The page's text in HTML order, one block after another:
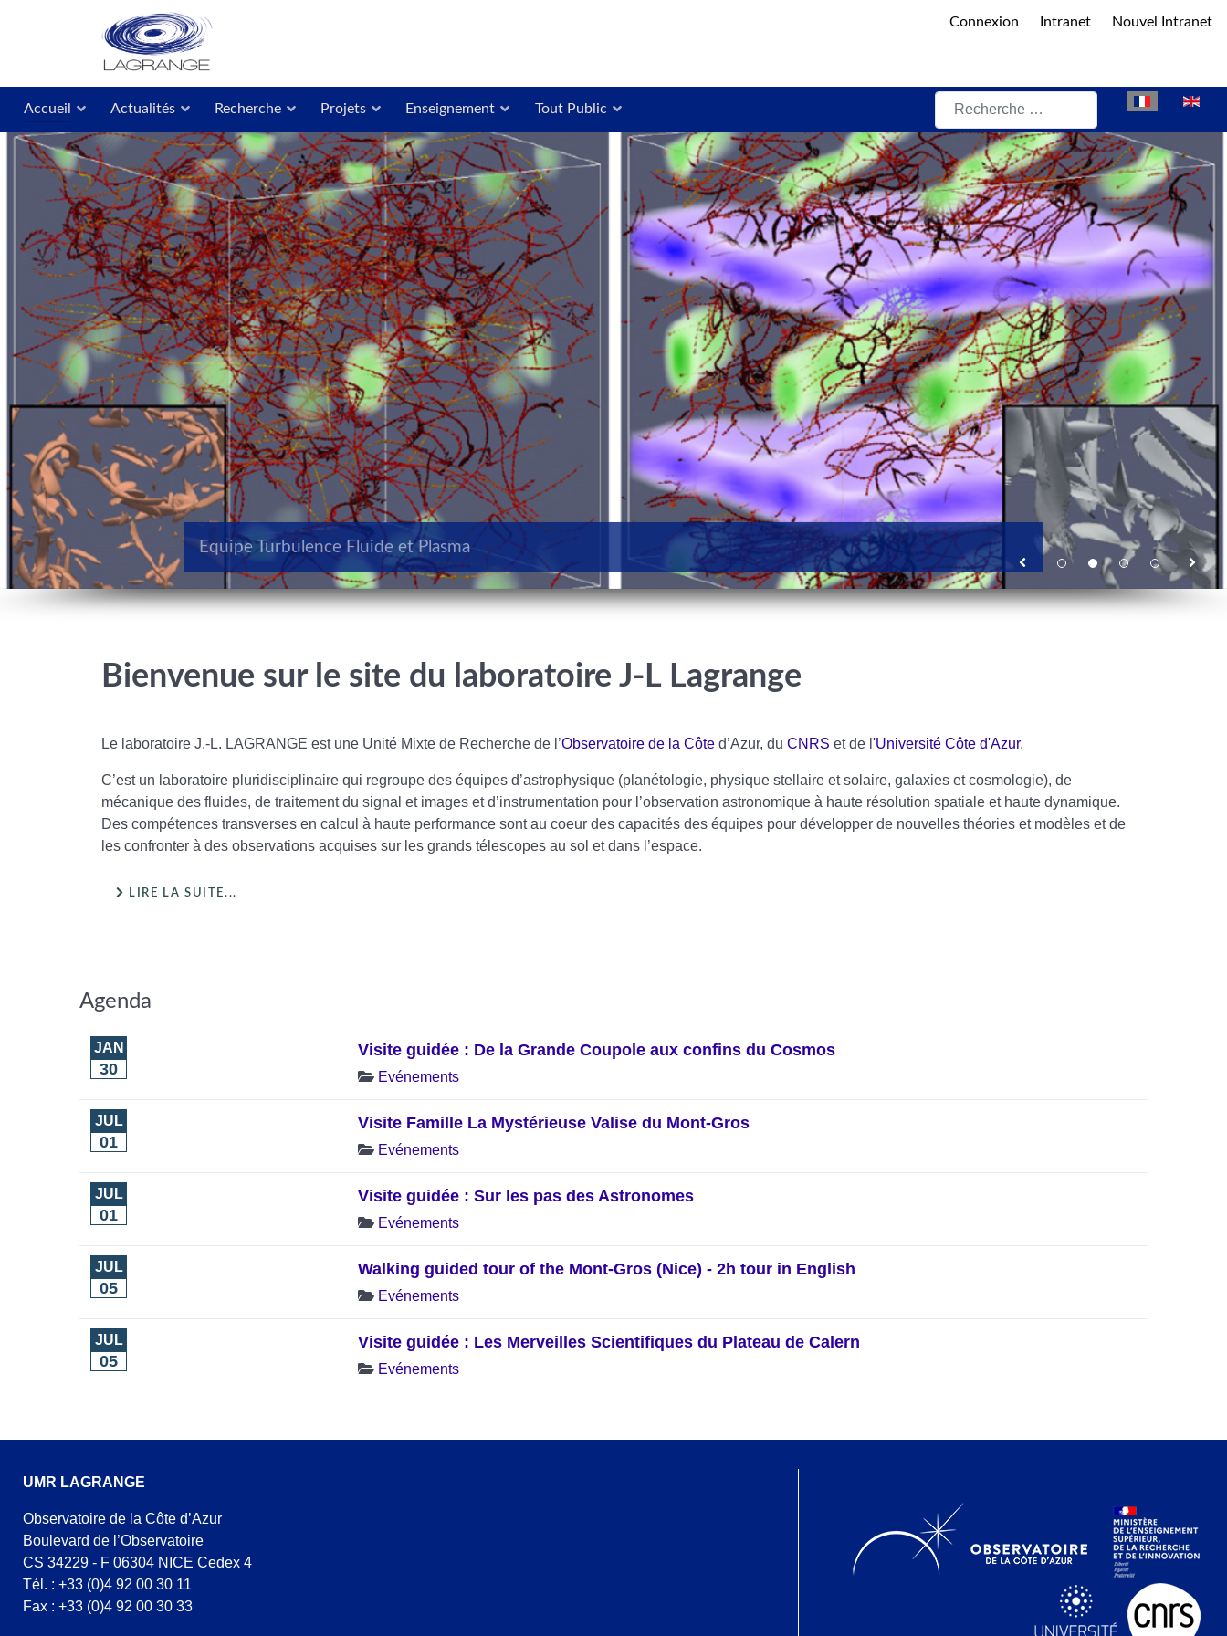
Connexion Intranet Nouvel Intranet
Accueil Actualités Recherche Projets Enseignement Tout Public
Rechercher Sélectionnez
TOMI Turbulence Optique, Modélisation et Instrumentation
Equipe Turbulence Fluide et Plasma
Equipe Galaxies et Cosmologie
Bienvenue sur le site du laboratoire J-L Lagrange
Le laboratoire J.-L. LAGRANGE est une Unité Mixte de Recherche de l’Observatoire de la Côte d’Azur, du CNRS et de l 'Université Côte d'Azur.
C’est un laboratoire pluridisciplinaire qui regroupe des équipes d’astrophysique (planétologie, physique stellaire et solaire, galaxies et cosmologie), de
mécanique des fluides, de traitement du signal et images et d’instrumentation pour l’observation astronomique à haute résolution spatiale et haute dynamique.
Des compétences transverses en calcul à haute performance sont au coeur des capacités des équipes pour développer de nouvelles théories et modèles et de
les confronter à des observations acquises sur les grands télescopes au sol et dans l’espace.
LIRE LA SUITE...
Agenda
JAN
30
Visite guidée : De la Grande Coupole aux confins du Cosmos
Evénements
JUL
01
Visite Famille La Mystérieuse Valise du Mont-Gros
Evénements
JUL
01
Visite guidée : Sur les pas des Astronomes
Evénements
JUL
05
Walking guided tour of the Mont-Gros (Nice) - 2h tour in English
Evénements
JUL
05
Visite guidée : Les Merveilles Scientifiques du Plateau de Calern
Evénements
UMR LAGRANGE
Observatoire de la Côte d’Azur
Boulevard de l’Observatoire
CS 34229 - F 06304 NICE Cedex 4
Tél. : +33 (0)4 92 00 30 11
Fax : +33 (0)4 92 00 30 33